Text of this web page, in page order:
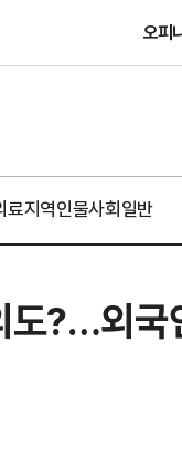
오피
료지역인물사회일반
도?…외